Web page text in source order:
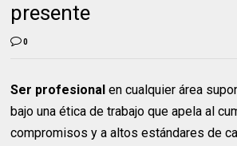
presente
0
Ser profesionalen cualquier área
bajo una ética de trabajo que apela al
compromisos y a altos estándares de